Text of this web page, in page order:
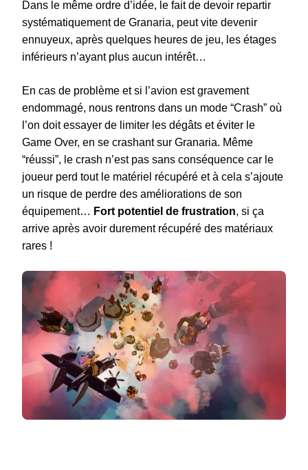
Dans le même ordre d’idée, le fait de devoir repartir
systématiquement de Granaria, peut vite devenir
ennuyeux, après quelques heures de jeu, les étages
inférieurs n’ayant plus aucun intérêt…
En cas de problème et si l’avion est gravement
endommagé, nous rentrons dans un mode “Crash” où
l’on doit essayer de limiter les dégâts et éviter le
Game Over, en se crashant sur Granaria. Même
“réussi”, le crash n’est pas sans conséquence car le
joueur perd tout le matériel récupéré et à cela s’ajoute
un risque de perdre des améliorations de son
équipement… Fort potentiel de frustration, si ça
arrive après avoir durement récupéré des matériaux
rares !